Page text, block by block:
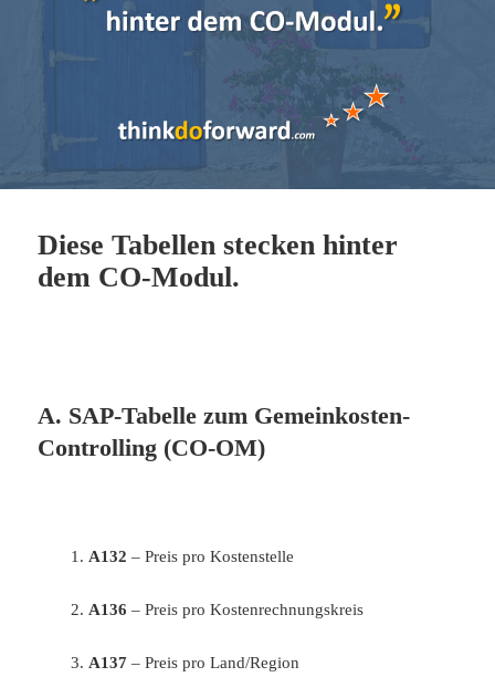
Diese Tabellen stecken hinter
dem CO-Modul.
A. SAP-Tabelle zum Gemeinkosten-
Controlling (CO-OM)
1. A132 – Preis pro Kostenstelle
2. A136 – Preis pro Kostenrechnungskreis
3. A137 – Preis pro Land/Region